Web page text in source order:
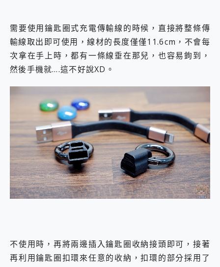
需要使用鑰匙圈式充電傳輸線的時候，直接將整條傳
輸線取出即可使用，線材的長度僅僅11.6cm，不會每
次拿在手上時，都有一條線垂在那兒，也容易鉤到，
然後手機就….這不好說XD。
不使用時，再將兩邊插入鑰匙圈收納接頭即可，接著
再利用鑰匙圈扣環來任意的收納，扣環的部分採用了